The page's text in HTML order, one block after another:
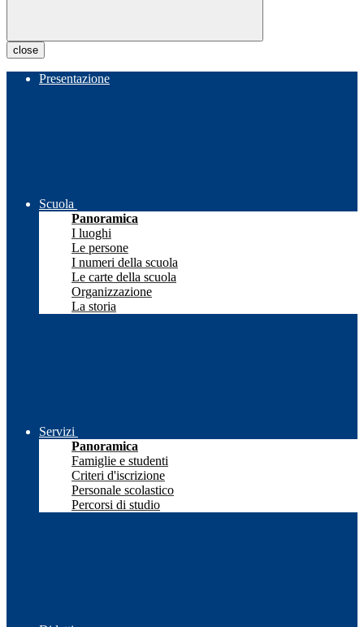
close
Presentazione
Scuola
Panoramica
I luoghi
Le persone
I numeri della scuola
Le carte della scuola
Organizzazione
La storia
Servizi
Panoramica
Famiglie e studenti
Criteri d'iscrizione
Personale scolastico
Percorsi di studio